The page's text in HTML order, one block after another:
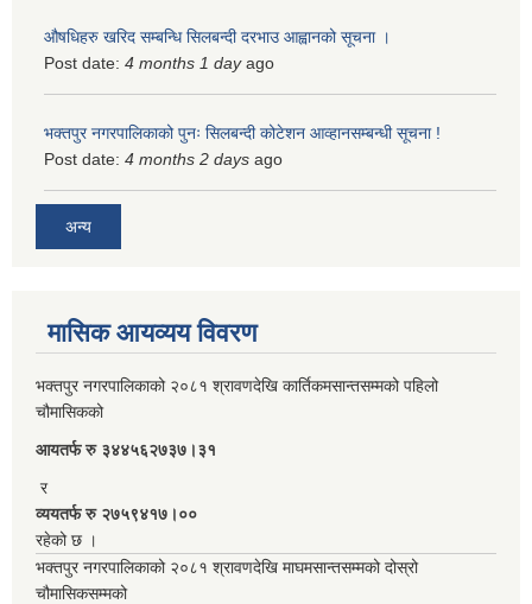
औषधिहरु खरिद सम्बन्धि सिलबन्दी दरभाउ आह्वानको सूचना ।
Post date: 4 months 1 dayago
भक्तपुर नगरपालिकाको पुनः सिलबन्दी कोटेशन आव्हानसम्बन्धी सूचना !
Post date: 4 months 2 days ago
अन्य
मासिक आयव्यय विवरण
भक्तपुर नगरपालिकाको २०८१ श्रावणदेखि कार्तिकमसान्तसम्मको पहिलो
चौमासिकको
आयतर्फ रु‌ ३४४५६२७३७।३१
र
व्ययतर्फ रु २७५९४१७।००
रहेको छ ।
भक्तपुर नगरपालिकाको २०८१ श्रावणदेखि माघमसान्तसम्मको दोस्रो
चौमासिकसम्मको